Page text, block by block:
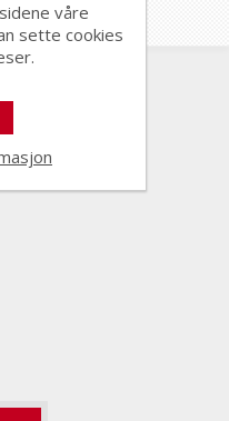
våre
sette cookies